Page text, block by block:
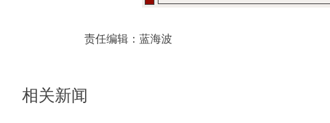
责任编辑： 蓝海波
相关新闻